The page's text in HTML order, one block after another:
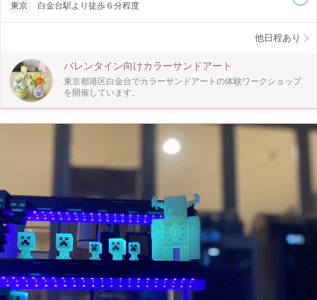
東京 白金台駅より徒歩６分程度
他日程あり
バレンタイン向けカラーサンドアート
東京都港区白金台でカラーサンドアートの体験ワークショップ
を開催しています。